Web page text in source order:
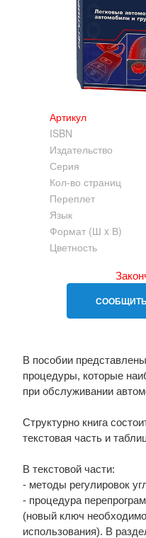
Артикул
ISBN
Издательство
Серия
Кол-во страниц
Переплет
Язык
Формат (Ш x В)
Цветность
В пособии
процедуры, которые
при обслуживании
Структурно книга
текстовая часть и
В текстовой части:
- методы регулировок
- процедура
(новый ключ
использования). В